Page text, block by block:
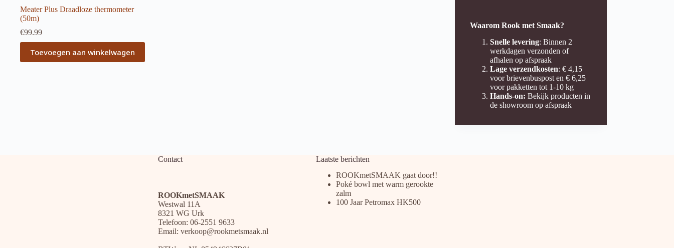
Meater Plus Draadloze thermometer
(50m)
€99.99
Toevoegen aan winkelwagen
Waarom Rook met Smaak?
Snelle levering: Binnen 2
werkdagen verzonden of
afhalen op afspraak
Lage verzendkosten: € 4,15
voor brievenbuspost en € 6,25
voor pakketten tot 1-10 kg
Hands-on: Bekijk producten in
de showroom op afspraak
Contact
ROOKmetSMAAK
Westwal 11A
8321 WG Urk
Telefoon: 06-2551 9633
Email: verkoop@rookmetsmaak.nl
Laatste berichten
ROOKmetSMAAK gaat door!!
Poké bowl met warm gerookte
zalm
100 Jaar Petromax HK500